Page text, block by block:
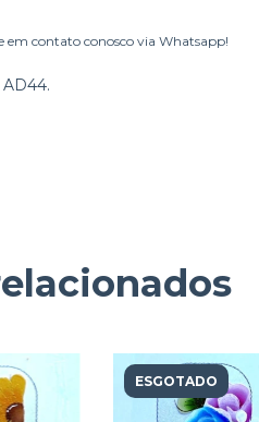
em contato conosco via Whatsapp!
ESGOTADO